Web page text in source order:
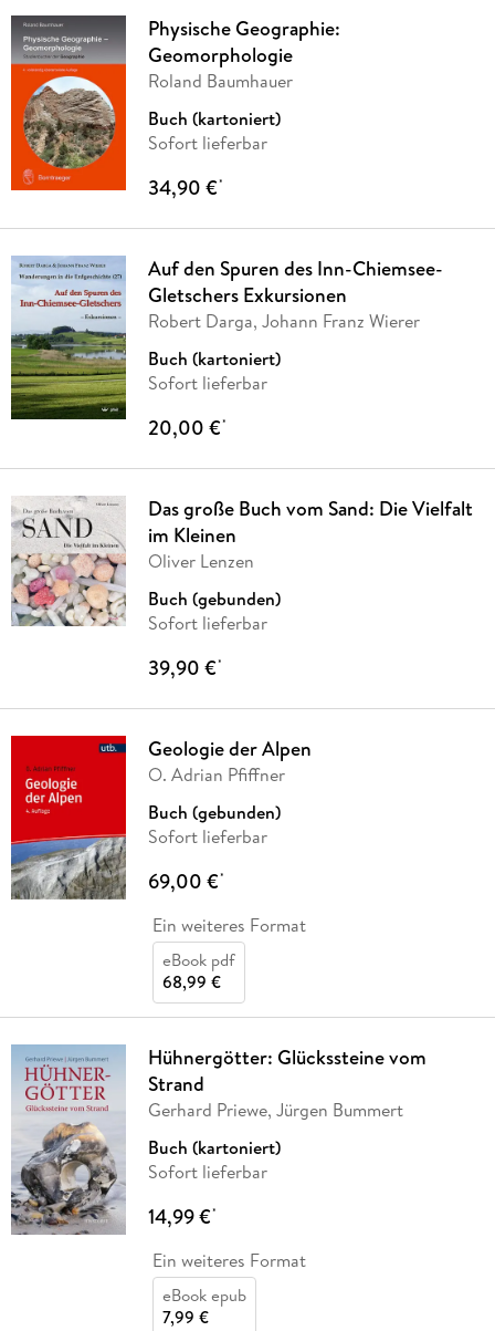
Physische Geographie:
Geomorphologie
Roland Baumhauer
Buch (kartoniert)
Sofort lieferbar
34,90 €*
Auf den Spuren des Inn-Chiemsee-
Gletschers Exkursionen
Robert Darga, Johann Franz Wierer
Buch (kartoniert)
Sofort lieferbar
20,00 €*
Das große Buch vom Sand: Die Vielfalt
im Kleinen
Oliver Lenzen
Buch (gebunden)
Sofort lieferbar
39,90 €*
Geologie der Alpen
O. Adrian Pfiffner
Buch (gebunden)
Sofort lieferbar
69,00 €*
Ein weiteres Format
eBook pdf
68,99 €
Hühnergötter: Glückssteine vom
Strand
Gerhard Priewe, Jürgen Bummert
Buch (kartoniert)
Sofort lieferbar
14,99 €*
Ein weiteres Format
eBook epub
7,99 €